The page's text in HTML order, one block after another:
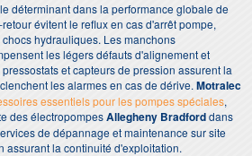
déterminant dans la performance globale de
évitent le reflux en cas d'arrêt pompe,
hydrauliques. Les manchons
les légers défauts d'alignement et
et capteurs de pression assurent la
les alarmes en cas de dérive. Motralec
essentiels pour les pompes spéciales,
des électropompesAllegheny Bradforddans
de dépannage et maintenance sur site
assurant la continuité d'exploitation.